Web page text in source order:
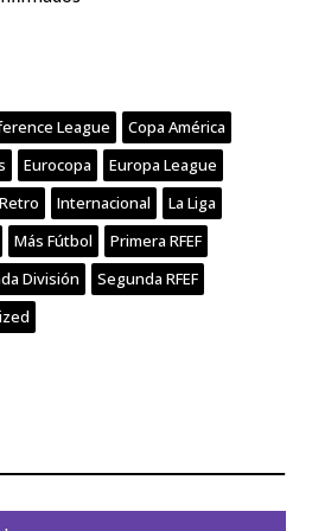
League
Copa América
Eurocopa
Europa League
Internacional
La Liga
Más Fútbol
Primera RFEF
División
Segunda RFEF